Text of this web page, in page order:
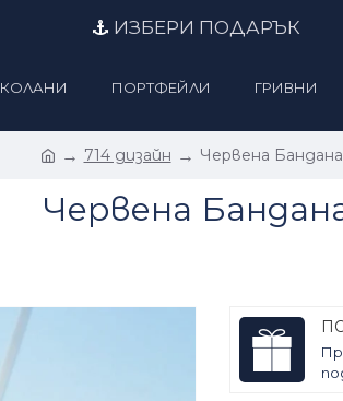
ИЗБЕРИ ПОДАРЪК
КОЛАНИ ПОРТФЕЙЛИ ГРИВНИ
714 дизайн Червена Бандана
Червена